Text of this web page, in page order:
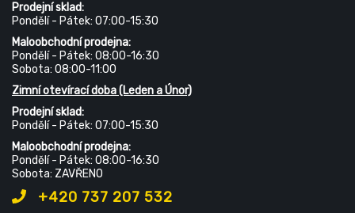
Prodejní sklad:
Pondělí - Pátek: 07:00-15:30
Maloobchodní prodejna:
Pondělí - Pátek: 08:00-16:30
Sobota: 08:00-11:00
Zimní otevírací doba (Leden a Únor)
Prodejní sklad:
Pondělí - Pátek: 07:00-15:30
Maloobchodní prodejna:
Pondělí - Pátek: 08:00-16:30
Sobota: ZAVŘENO
+420 737 207 532